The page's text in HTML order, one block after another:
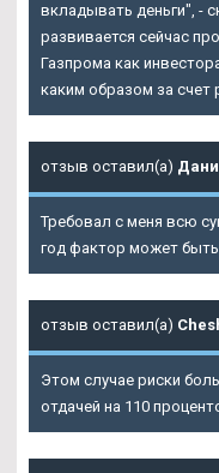
вкладывать деньги", -
развивается сейчас
Газпрома как
каким образом за счет
отзыв оставил(а)
Требовал с меня всю
год фактор может быть
отзыв оставил(а)
Этом случае риски
отдачей на 110